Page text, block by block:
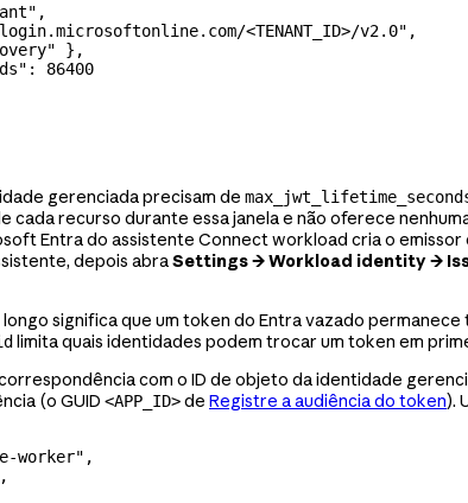
,
<TENANT_ID>/v2.0" ,
},
: 86400
gerenciada precisam de
cada recurso durante essa janela e não oferece
Entra do assistente Connect workload cria o emissor
depois abraSettings → Workload identity →
significa que um token do Entra vazado
limita quais identidades podem trocar um token em
com o ID de objeto da identidade
(o GUID <APP_ID>de Registre a audiência do token).
worker" ,
,